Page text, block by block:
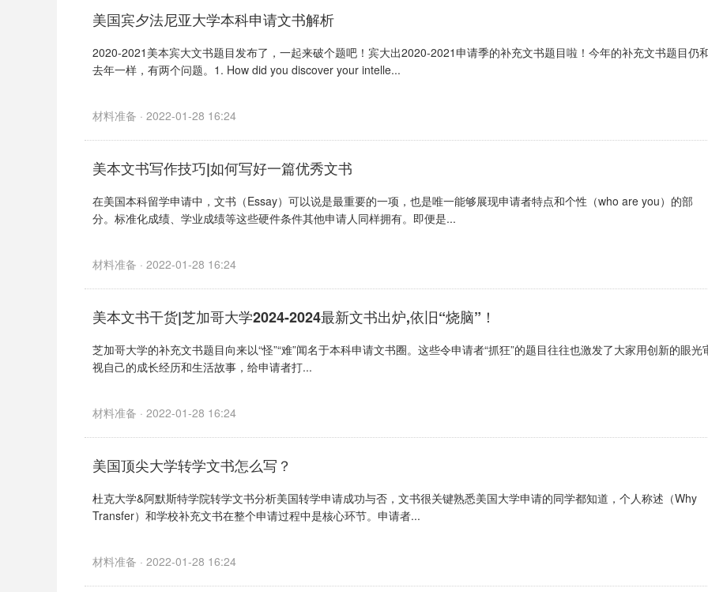
美国宾夕法尼亚大学本科申请文书解析
2020-2021美本宾大文书题目发布了，一起来破个题吧！宾大出2020-2021申请季的补充文书题目啦！今年的补充文书题目仍
去年一样，有两个问题。1. How did you discover your intelle...
材料准备 · 2022-01-28 16:24
美本文书写作技巧|如何写好一篇优秀文书
在美国本科留学申请中，文书（Essay）可以说是最重要的一项，也是唯一能够展现申请者特点和个性（who are you）的部
分。标准化成绩、学业成绩等这些硬件条件其他申请人同样拥有。即便是...
材料准备 · 2022-01-28 16:24
美本文书干货|芝加哥大学2024-2024最新文书出炉,依旧“烧脑”！
芝加哥大学的补充文书题目向来以“怪”“难”闻名于本科申请文书圈。这些令申请者“抓狂”的题目往往也激发了大家用创新的眼光
视自己的成长经历和生活故事，给申请者打...
材料准备 · 2022-01-28 16:24
美国顶尖大学转学文书怎么写？
杜克大学&阿默斯特学院转学文书分析美国转学申请成功与否，文书很关键熟悉美国大学申请的同学都知道，个人称述（Why
Transfer）和学校补充文书在整个申请过程中是核心环节。申请者...
材料准备 · 2022-01-28 16:24